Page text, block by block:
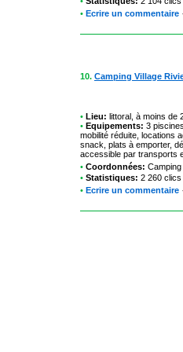
• Ecrire un commentaire
10. Camping Village
• Lieu: littoral, à moins de
• Equipements: 3
mobilité réduite, locations
snack, plats à emporter,
accessible par transports
• Coordonnées:
• Statistiques: 2 260 clics
• Ecrire un commentaire